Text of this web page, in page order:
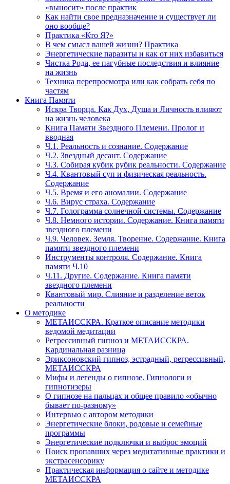
«выносит» после практик
Как найти свое предназначение и существует ли
оно вообще?
Практика «Кто Я?»
В чем смысл вашей жизни? Практика
Энергетические паразиты и как от них избавиться
Чистка Рода, ее пагубные последствия и влияние
на жизнь
Техника перепросмотра или как собрать себя по
частям
Книга Памяти
Искра Творца. Как Дух, Душа и Личность влияют
на жизнь человека
Книга Памяти Звездного Племени. Пролог и
вводная
Ч.1. Реальность и сознание. Содержание
Ч.2. Звездный десант. Содержание
Ч.3. Собирая кубик рубик реальности. Содержание
Ч.4. Квантовый суп и физическая реальность.
Содержание
Ч.5. Время и его аномалии. Содержание
Ч.6. Вирус страха. Содержание
Ч.7. Голограмма солнечной системы. Содержание
Ч.8. Немного истории. Содержание. Книга памяти
звездного племени
Ч.9. Человек. Земля. Творение. Содержание. Книга
памяти звездного племени
Инструменты контроля. Содержание. Книга
памяти Ч.10
Ч.11. Другие. Содержание. Книга памяти
звездного племени
Квантовый мир. Слияние и разделение веток
реальности
О методике
МЕТАИССКРА. Краткое описание методики
ведомой медитации
Регрессивный гипноз и МЕТАИССКРА.
Кардинальная разница
Эриксоновский гипноз, эстрадный, регрессивный,
МЕТАИССКРА
Мифы и легенды о гипнозе. Гипнологи и
гипнотизеры
О гипнозе на пальцах и общее правило «обычно
бывает по-разному»
Интервью с автором методики
Энергетические блоки, родовые и семейные
программы
Энергетические подключки и выброс эмоций
Поиск пропавших через медитативные практики и
экстрасенсорику
Практическая информация о сайте и методике
МЕТАИССКРА